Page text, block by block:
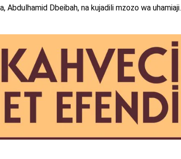
Dbeibah, na kujadili mzozo wa uhamiaji.